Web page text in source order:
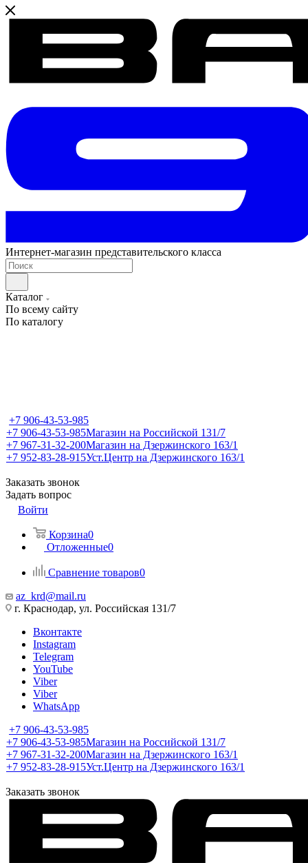
Интернет-магазин представительского класса
Каталог
По всему сайту
По каталогу
+7 906-43-53-985
+7 906-43-53-985Магазин на Российской 131/7
+7 967-31-32-200Магазин на Дзержинского 163/1
+7 952-83-28-915Уст.Центр на Дзержинского 163/1
Заказать звонок
Задать вопрос
Войти
Корзина0
Отложенные0
Сравнение товаров0
az_krd@mail.ru
г. Краснодар, ул. Российская 131/7
Вконтакте
Instagram
Telegram
YouTube
Viber
Viber
WhatsApp
+7 906-43-53-985
+7 906-43-53-985Магазин на Российской 131/7
+7 967-31-32-200Магазин на Дзержинского 163/1
+7 952-83-28-915Уст.Центр на Дзержинского 163/1
Заказать звонок